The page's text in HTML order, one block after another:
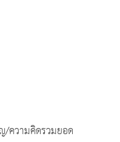
/ความคิดรวมยอด